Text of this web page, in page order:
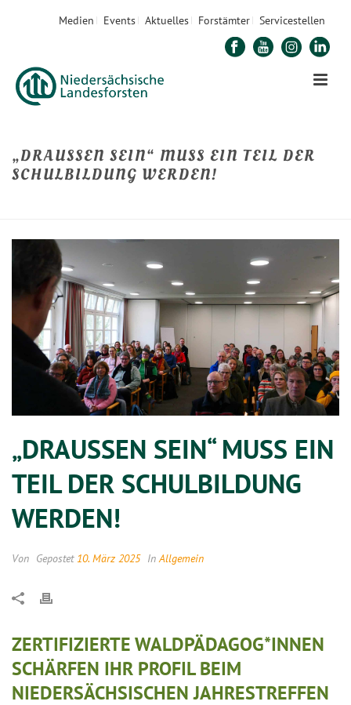
Medien Events Aktuelles Forstämter Servicestellen
„DRAUSSEN SEIN“ MUSS EIN TEIL DER S
CHULBILDUNG WERDEN!
„DRAUSSEN SEIN“ MUSS EIN T
EIL DER SCHULBILDUNG W
ERDEN!
Von Gepostet 10. März 2025 InAllgemein
ZERTIFIZIERTE WALDPÄDAGOG*INNEN
SCHÄRFEN IHR PROFIL BEIM
NIEDERSÄCHSISCHEN JAHRESTREFFEN